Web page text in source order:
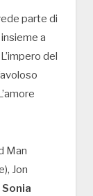
parte di
a
del
Man
Jon
Sonia